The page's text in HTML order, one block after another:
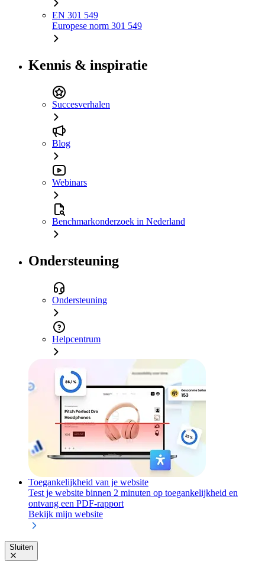
EN 301 549
Europese norm 301 549
Kennis & inspiratie
Succesverhalen
Blog
Webinars
Benchmarkonderzoek in Nederland
Ondersteuning
Ondersteuning
Helpcentrum
Toegankelijkheid van je website
Test je website binnen 2 minuten op toegankelijkheid en
ontvang een PDF-rapport
Bekijk mijn website
Sluiten